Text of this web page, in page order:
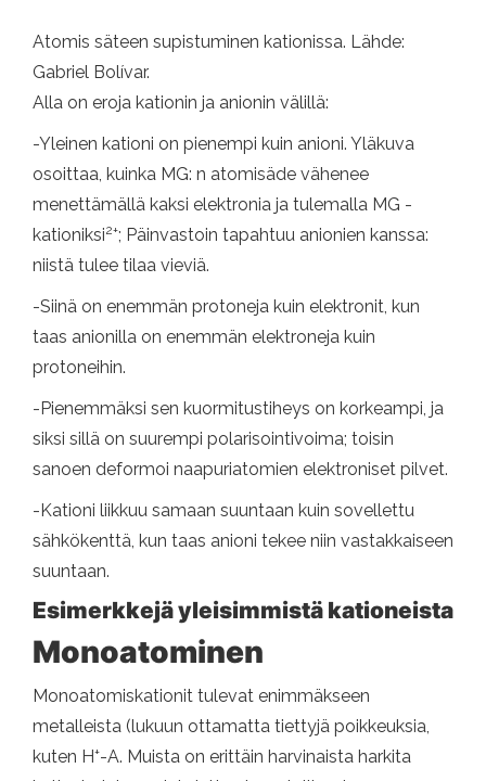
Atomis säteen supistuminen kationissa. Lähde:
Gabriel Bolívar.
Alla on eroja kationin ja anionin välillä:
-Yleinen kationi on pienempi kuin anioni. Yläkuva
osoittaa, kuinka MG: n atomisäde vähenee
menettämällä kaksi elektronia ja tulemalla MG -
kationiksi2+; Päinvastoin tapahtuu anionien kanssa:
niistä tulee tilaa vieviä.
-Siinä on enemmän protoneja kuin elektronit, kun
taas anionilla on enemmän elektroneja kuin
protoneihin.
-Pienemmäksi sen kuormitustiheys on korkeampi, ja
siksi sillä on suurempi polarisointivoima; toisin
sanoen deformoi naapuriatomien elektroniset pilvet.
-Kationi liikkuu samaan suuntaan kuin sovellettu
sähkökenttä, kun taas anioni tekee niin vastakkaiseen
suuntaan.
Esimerkkejä yleisimmistä kationeista
Monoatominen
Monoatomiskationit tulevat enimmäkseen
metalleista (lukuun ottamatta tiettyjä poikkeuksia,
kuten H+-A. Muista on erittäin harvinaista harkita